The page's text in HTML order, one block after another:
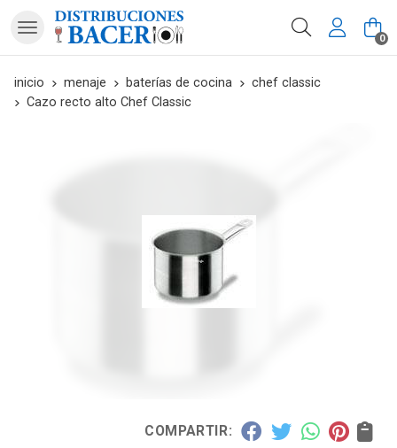
Buscar 0
inicio menaje baterías de cocina
chef classic
Cazo recto alto Chef Classic
COMPARTIR: